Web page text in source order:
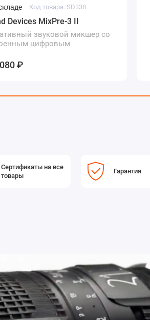
Код товара: SD338
Devices MixPre-3 II
звуковой микшер со
цифровым
₽
Сертификаты на все
товары
Гарантия